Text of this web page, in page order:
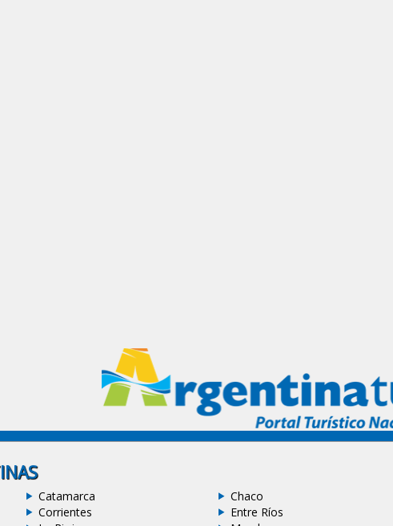
Catamarca Chaco
Corrientes Entre Ríos